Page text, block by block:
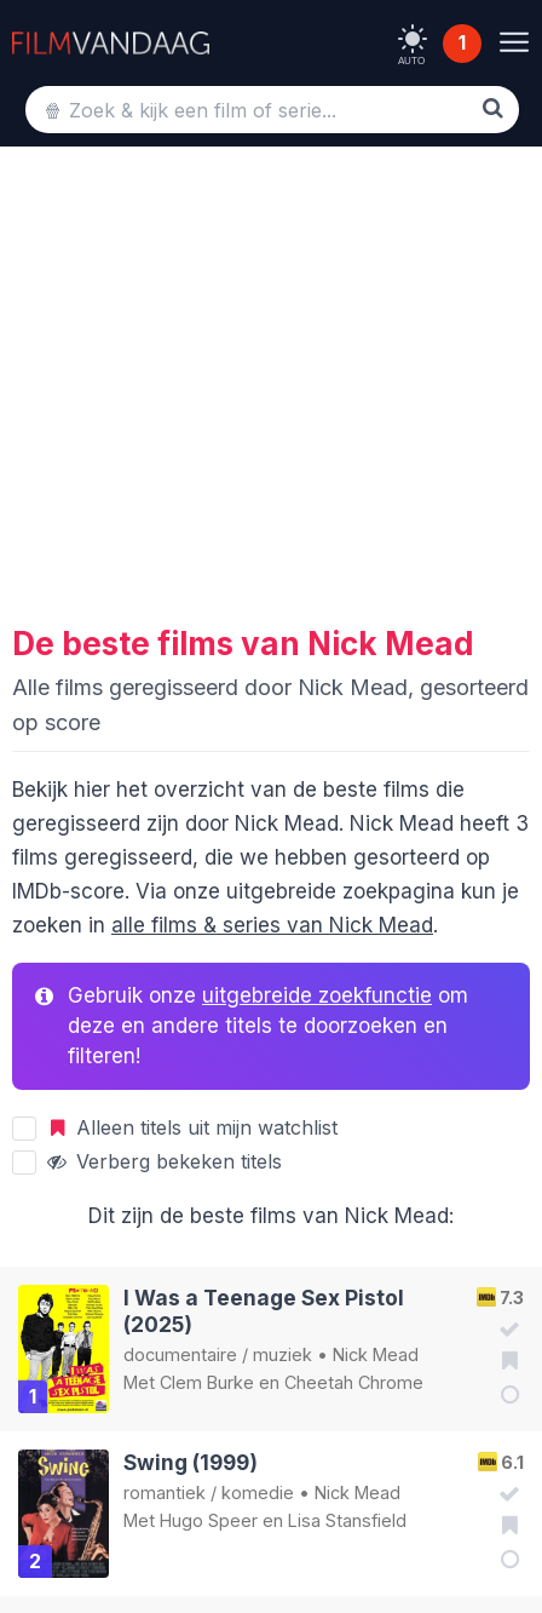
AUTO
1
De beste films van Nick Mead
Alle films geregisseerd door Nick Mead, gesorteerd
op score
Bekijk hier het overzicht van de beste films die
geregisseerd zijn door Nick Mead. Nick Mead heeft 3
films geregisseerd, die we hebben gesorteerd op
IMDb-score. Via onze uitgebreide zoekpagina kun je
zoeken in alle films & series van Nick Mead.
Gebruik onze uitgebreide zoekfunctie om
deze en andere titels te doorzoeken en
filteren!
Alleen titels uit mijn watchlist
Verberg bekeken titels
Dit zijn de beste films van Nick Mead:
1
7.3
I Was a Teenage Sex Pistol
(2025)
documentaire / muziek • Nick Mead
Met Clem Burke en Cheetah Chrome
2
6.1
Swing (1999)
romantiek / komedie • Nick Mead
Met Hugo Speer en Lisa Stansfield